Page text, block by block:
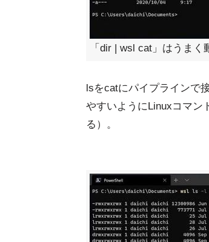
「dir | wsl cat」はうまく
lsをcatにパイプラインで
やすいようにLinuxコマン
る）。